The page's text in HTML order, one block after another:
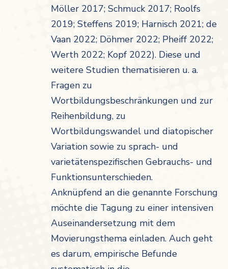
Möller 2017; Schmuck 2017; Roolfs
2019; Steffens 2019; Harnisch 2021; de
Vaan 2022; Döhmer 2022; Pheiff 2022;
Werth 2022; Kopf 2022). Diese und
weitere Studien thematisieren u. a.
Fragen zu
Wortbildungsbeschränkungen und zur
Reihenbildung, zu
Wortbildungswandel und diatopischer
Variation sowie zu sprach- und
varietätenspezifischen Gebrauchs- und
Funktionsunterschieden.
Anknüpfend an die genannte Forschung
möchte die Tagung zu einer intensiven
Auseinandersetzung mit dem
Movierungsthema einladen. Auch geht
es darum, empirische Befunde